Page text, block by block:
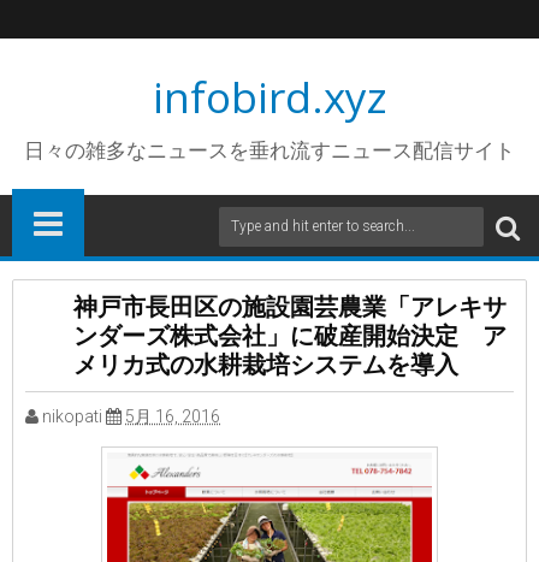
infobird.xyz
日々の雑多なニュースを垂れ流すニュース配信サイト
神戸市長田区の施設園芸農業「アレキサ
ンダーズ株式会社」に破産開始決定 ア
メリカ式の水耕栽培システムを導入
nikopati 5月 16, 2016